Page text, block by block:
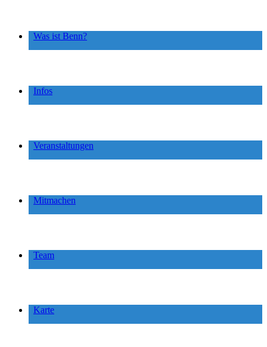
Was ist Benn?
Infos
Veranstaltungen
Mitmachen
Team
Karte